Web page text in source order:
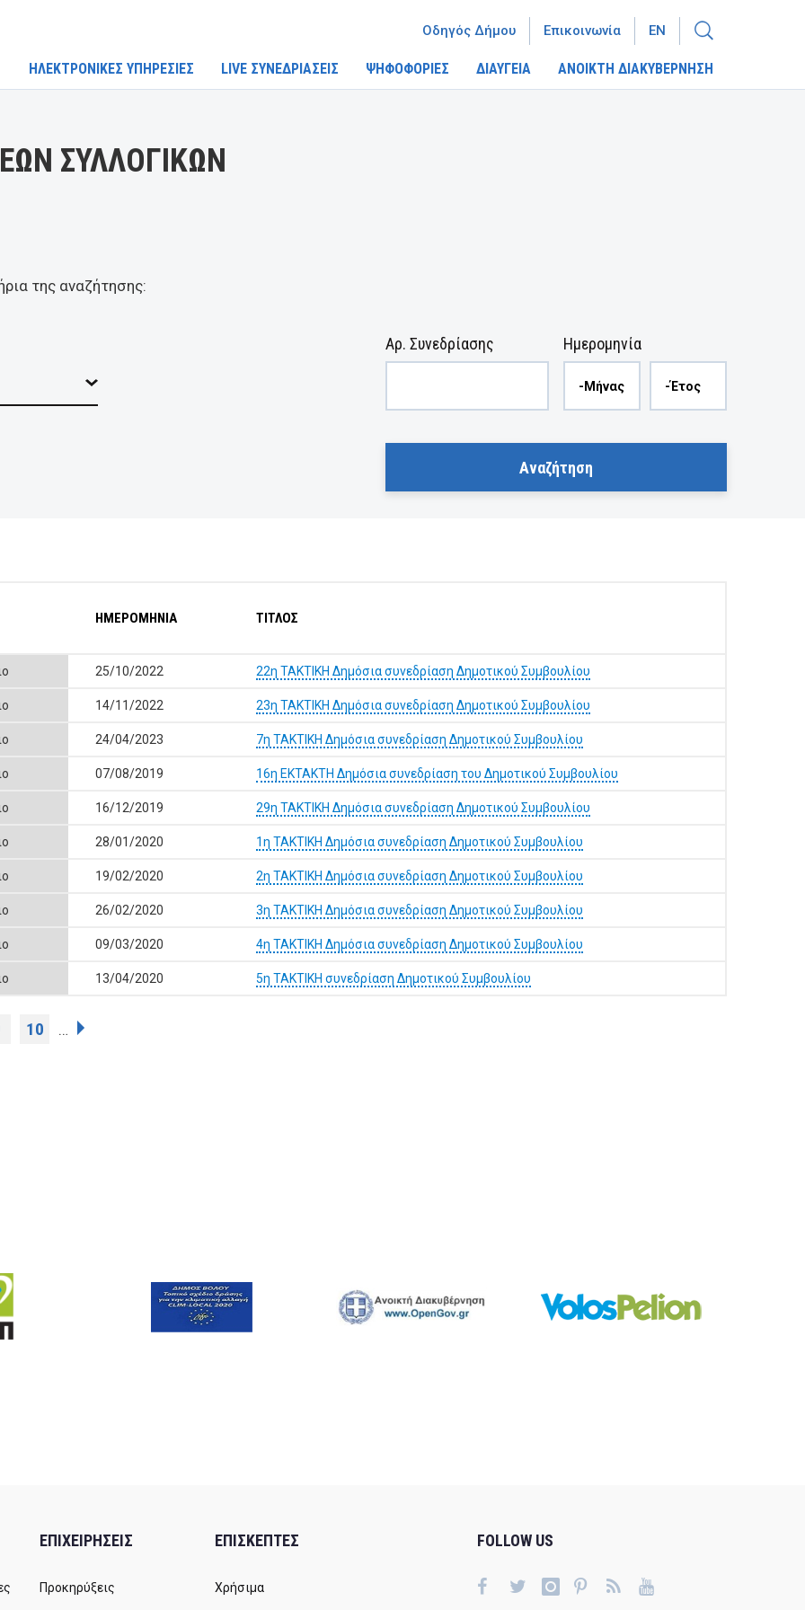
ΗΛΕΚΤΡΟΝΙΚΕΣ ΥΠΗΡΕΣΙΕΣ LIVE ΣΥΝΕΔΡΙΑΣΕΙΣ ΨΗΦΟΦΟΡΙΕΣ ΔΙΑΥΓΕΙΑ ΑΝΟΙΚΤΗ ΔΙΑΚΥΒΕΡΝΗΣΗ
Οδηγός Δήμου Επικοινωνία EN
ΣΥΛΛΟΓΙΚΩΝ
της αναζήτησης:
Ημερομηνία
Αρ. Συνεδρίασης
ΗΜΕΡΟΜΗΝΙΑ ΤΙΤΛΟΣ
25/10/2022 22η ΤΑΚΤΙΚΗ Δημόσια συνεδρίαση Δημοτικού Συμβουλίου
14/11/2022 23η ΤΑΚΤΙΚΗ Δημόσια συνεδρίαση Δημοτικού Συμβουλίου
24/04/2023 7η ΤΑΚΤΙΚΗ Δημόσια συνεδρίαση Δημοτικού Συμβουλίου
07/08/2019 16η ΕΚΤΑΚΤΗ Δημόσια συνεδρίαση του Δημοτικού Συμβουλίου
16/12/2019 29η ΤΑΚΤΙΚΗ Δημόσια συνεδρίαση Δημοτικού Συμβουλίου
28/01/2020 1η ΤΑΚΤΙΚΗ Δημόσια συνεδρίαση Δημοτικού Συμβουλίου
19/02/2020 2η ΤΑΚΤΙΚΗ Δημόσια συνεδρίαση Δημοτικού Συμβουλίου
26/02/2020 3η ΤΑΚΤΙΚΗ Δημόσια συνεδρίαση Δημοτικού Συμβουλίου
09/03/2020 4η ΤΑΚΤΙΚΗ Δημόσια συνεδρίαση Δημοτικού Συμβουλίου
13/04/2020 5η ΤΑΚΤΙΚΗ συνεδρίαση Δημοτικού Συμβουλίου
10 …
ΕΠΙΧΕΙΡΗΣΕΙΣ
Προκηρύξεις
ΕΠΙΣΚΕΠΤΕΣ
Χρήσιμα
FOLLOW US